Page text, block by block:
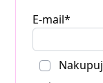
E-mail*